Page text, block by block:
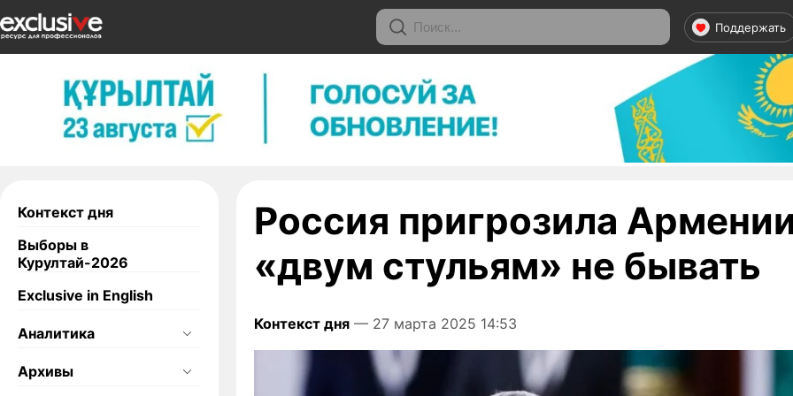
Поддержать
Контекст дня
Выборы в
Курултай-2026
Exclusive in English
Аналитика
Архивы
Россия пригрозила
«двум стульям» не бывать
Контекст дня — 27 марта 2025 14:53